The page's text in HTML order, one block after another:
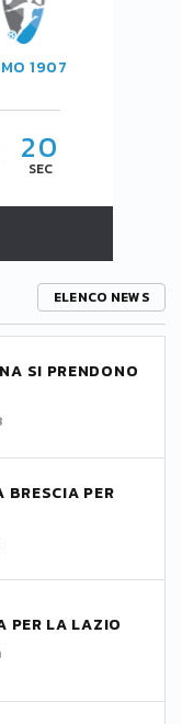
1907
19
SEC
ELENCO NEWS
SI PRENDONO
BRESCIA PER
PER LA LAZIO